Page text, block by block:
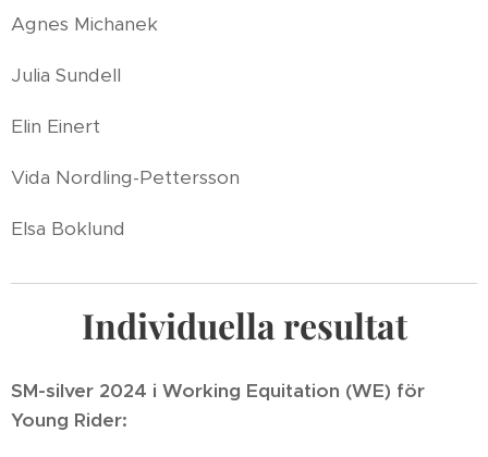
Agnes Michanek
Julia Sundell
Elin Einert
Vida Nordling-Pettersson
Elsa Boklund
Individuella resultat
SM-silver 2024 i Working Equitation (WE) för
Young Rider: